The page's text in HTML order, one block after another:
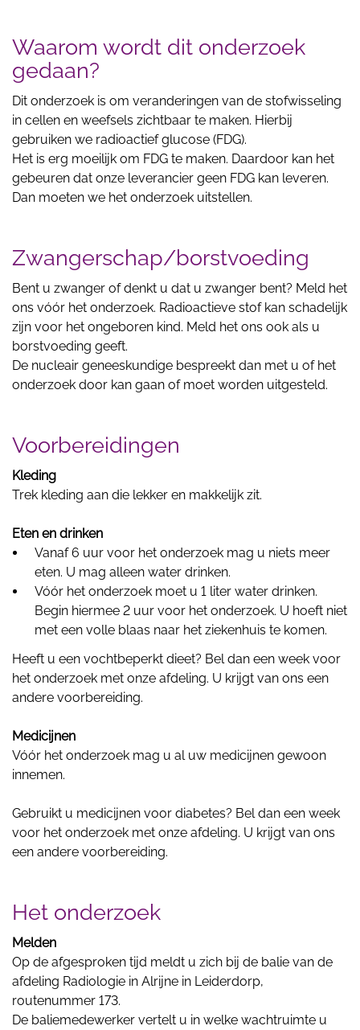
Waarom wordt dit onderzoek
gedaan?
Dit onderzoek is om veranderingen van de stofwisseling
in cellen en weefsels zichtbaar te maken. Hierbij
gebruiken we radioactief glucose (FDG).
Het is erg moeilijk om FDG te maken. Daardoor kan het
gebeuren dat onze leverancier geen FDG kan leveren.
Dan moeten we het onderzoek uitstellen.
Zwangerschap/borstvoeding
Bent u zwanger of denkt u dat u zwanger bent? Meld het
ons vóór het onderzoek. Radioactieve stof kan schadelijk
zijn voor het ongeboren kind. Meld het ons ook als u
borstvoeding geeft.
De nucleair geneeskundige bespreekt dan met u of het
onderzoek door kan gaan of moet worden uitgesteld.
Voorbereidingen
Kleding
Trek kleding aan die lekker en makkelijk zit.
Eten en drinken
Vanaf 6 uur voor het onderzoek mag u niets meer
eten. U mag alleen water drinken.
Vóór het onderzoek moet u 1 liter water drinken.
Begin hiermee 2 uur voor het onderzoek. U hoeft niet
met een volle blaas naar het ziekenhuis te komen.
Heeft u een vochtbeperkt dieet? Bel dan een week voor
het onderzoek met onze afdeling. U krijgt van ons een
andere voorbereiding.
Medicijnen
Vóór het onderzoek mag u al uw medicijnen gewoon
innemen.
Gebruikt u medicijnen voor diabetes? Bel dan een week
voor het onderzoek met onze afdeling. U krijgt van ons
een andere voorbereiding.
Het onderzoek
Melden
Op de afgesproken tijd meldt u zich bij de balie van de
afdeling Radiologie in Alrijne in Leiderdorp,
routenummer 173.
De baliemedewerker vertelt u in welke wachtruimte u